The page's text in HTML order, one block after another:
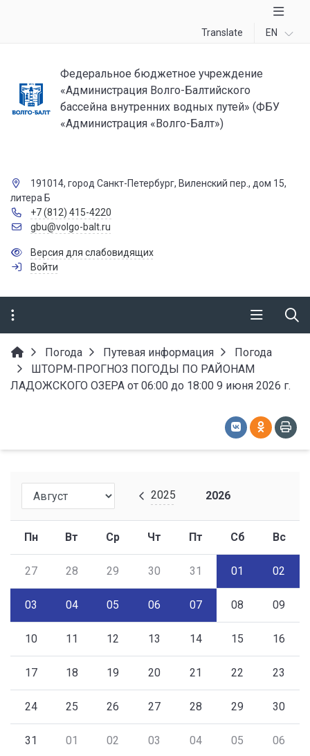
Translate EN
Федеральное бюджетное учреждение
«Администрация Волго-Балтийского
бассейна внутренних водных путей» (ФБУ
«Администрация «Волго-Балт»)
191014, город Санкт-Петербург, Виленский пер., дом 15,
литера Б
+7 (812) 415-4220
gbu@volgo-balt.ru
Версия для слабовидящих
Войти
Погода Путевая информация
Погода
ШТОРМ-ПРОГНОЗ ПОГОДЫ ПО РАЙОНАМ
ЛАДОЖСКОГО ОЗЕРА от 06:00 до 18:00 9 июня 2026 г.
2025 2026
Пн Вт Ср Чт Пт Сб Вс
27 28 29 30 31 01 02
03 04 05 06 07 08 09
10 11 12 13 14 15 16
17 18 19 20 21 22 23
24 25 26 27 28 29 30
31 01 02 03 04 05 06